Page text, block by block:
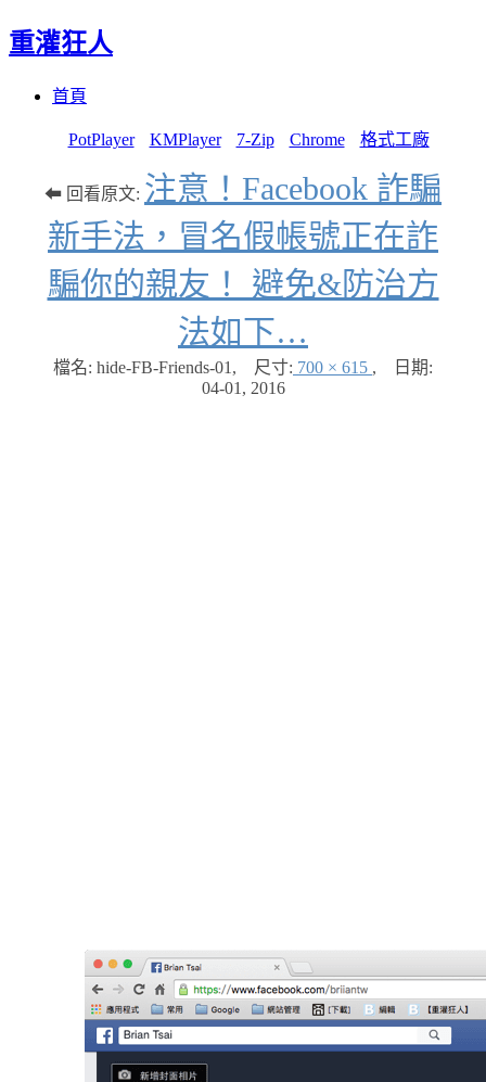
重灌狂人
首頁
PotPlayer KMPlayer 7-Zip Chrome 格式工廠
⬅ 回看原文: 注意！Facebook 詐騙
新手法，冒名假帳號正在詐
騙你的親友！ 避免&防治方
法如下…
檔名: hide-FB-Friends-01 , 尺寸: 700 × 615 ,
日期:
04-01, 2016